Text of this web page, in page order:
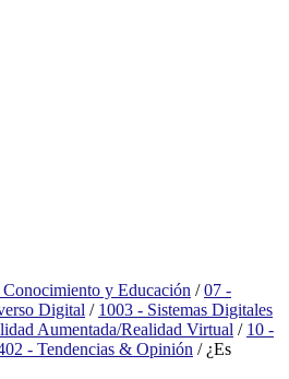
y Educación / 07 -
Digital / 1003 - Sistemas Digitales
Aumentada/Realidad Virtual / 10 -
- Tendencias & Opinión /¿Es